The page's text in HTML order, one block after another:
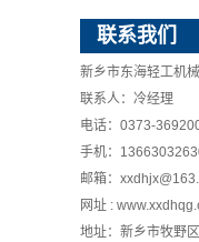
联系我们
新乡市东海轻工机
联系人：冷经理
电话：0373-
手机：
邮箱：
网址 :
地址：新乡市牧野